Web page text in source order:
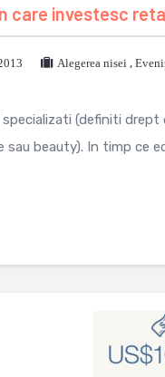
care investesc
Alegerea nisei ,
(definiti
sau beauty). In timp ce